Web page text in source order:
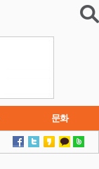
문화
연재소설